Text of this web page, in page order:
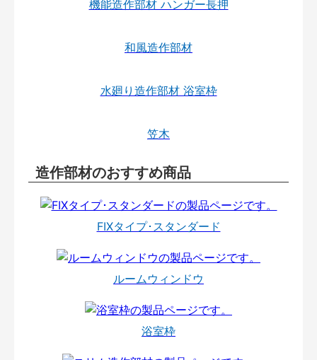
機能造作部材 ハンガー長押
和風造作部材
水廻り造作部材 浴室枠
笠木
造作部材のおすすめ商品
FIXタイプ･スタンダード
ルームウィンドウ
浴室枠